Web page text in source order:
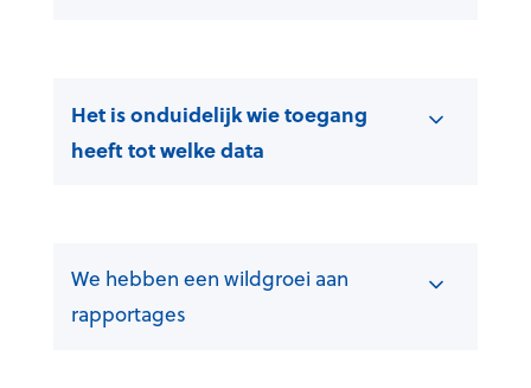
Het is onduidelijk wie toegang
heeft tot welke data
We hebben een wildgroei aan
rapportages